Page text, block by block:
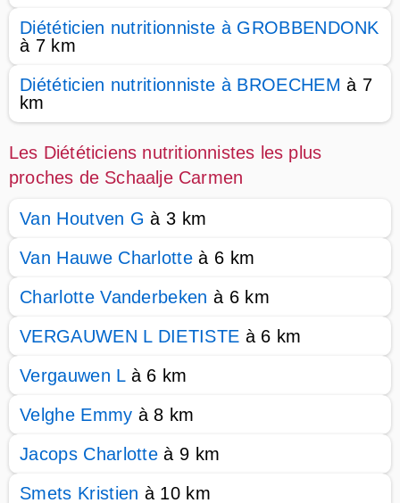
Diététicien nutritionniste à GROBBENDONK
à 7 km
Diététicien nutritionniste à BROECHEM à 7
km
Les Diététiciens nutritionnistes les plus
proches de Schaalje Carmen
Van Houtven G à 3 km
Van Hauwe Charlotte à 6 km
Charlotte Vanderbeken à 6 km
VERGAUWEN L DIETISTE à 6 km
Vergauwen Là 6 km
Velghe Emmy à 8 km
Jacops Charlotte à 9 km
Smets Kristien à 10 km